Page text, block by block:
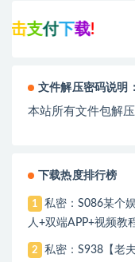
载!
文件解压密码说明：
本站所有文件包解
下载热度排行榜
1
私密：S086某个
人+双端APP+视频教
2
私密：S938【老